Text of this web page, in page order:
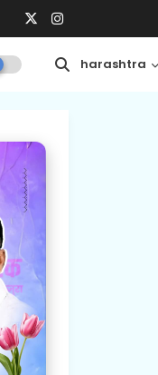
Maharashtra